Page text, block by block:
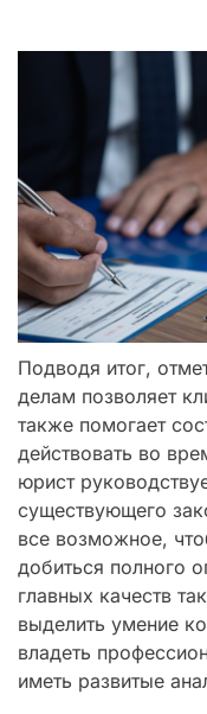
Подводя итог,
делам позволяет
также помогает
действовать во
юрист
существующего
все возможное,
добиться полного
главных качеств
выделить умение
владеть
иметь развитые